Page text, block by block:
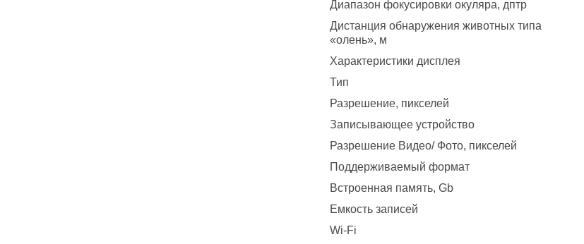
Диапазон фокусировки окуляра, дптр
Дистанция обнаружения животных типа
«олень», м
Характеристики дисплея
Тип
Разрешение, пикселей
Записывающее устройство
Разрешение Видео/ Фото, пикселей
Поддерживаемый формат
Встроенная память, Gb
Емкость записей
Wi-Fi